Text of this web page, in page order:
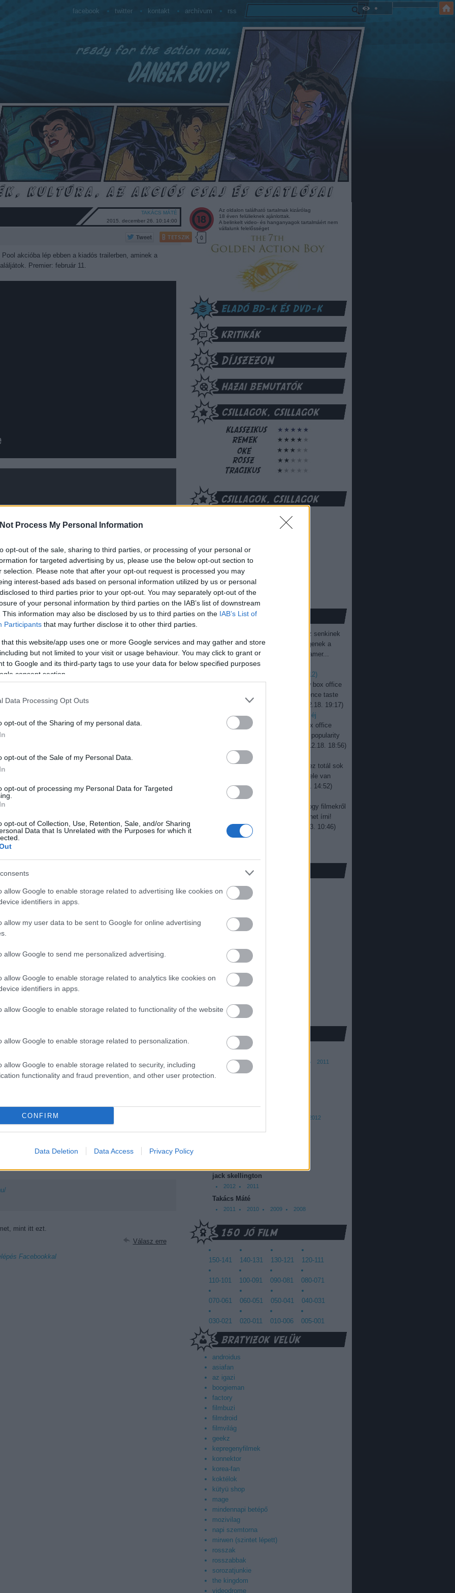
Process My Personal Information
opt-out of the sale, sharing to third parties, or processing of your personal or
for targeted advertising by us, please use the below opt-out section to
selection. Please note that after your opt-out request is processed you may
interest-based ads based on personal information utilized by us or personal
to third parties prior to your opt-out. You may separately opt-out of the
of your personal information by third parties on the IAB’s list of downstream
This information may also be disclosed by us to third parties on the IAB’s List of
Participants that may further disclose it to other third parties.
that this website/app uses one or more Google services and may gather and store
but not limited to your visit or usage behaviour. You may click to grant or
to Google and its third-party tags to use your data for below specified purposes
consent section.
Data Processing Opt Outs
opt-out of the Sharing of my personal data.
opt-out of the Sale of my Personal Data.
opt-out of processing my Personal Data for Targeted
opt-out of Collection, Use, Retention, Sale, and/or Sharing
Data that Is Unrelated with the Purposes for which it
allow Google to enable storage related to advertising like cookies on
identifiers in apps.
allow my user data to be sent to Google for online advertising
allow Google to send me personalized advertising.
allow Google to enable storage related to analytics like cookies on
identifiers in apps.
allow Google to enable storage related to functionality of the website
allow Google to enable storage related to personalization.
allow Google to enable storage related to security, including
functionality and fraud prevention, and other user protection.
CONFIRM
Data Deletion Data Access Privacy Policy
facebook twitter kontakt archívum rss
TAKÁCS MÁTÉ
2015. december 26. 10:14:00
TETSZIK 0
akcióba lép ebben a kiadós trailerben, aminek a
Premier: február 11.
men: sötét
átkozottul
gonosz és
hitvány
felhasználói tartalomnak minősülnek, értük aszolgáltatás technikai
ellenőrzi. Kifogás esetén forduljon a blog szerkesztőjéhez. Részletek a
hogy a Warner is lép egy nagyot és hozzák a Lobo
mint itt ezt.
Válasz erre
Facebookkal
Az oldalon található tartalmak kizárólag
18 éven felülieknek ajánlottak.
A belinkelt video- és hanganyagok tartalmáért nem
vállalunk felelősséget
Amúgy az senkinek
nem tűnt fel, hogy itt nem az idegenek a
rosszfiúk. Itt az történt, hogy az amer...
(2026.06.04. 05:27
kritika: csatahajó [battleship] (2012)
jacyjevan:Interesting to see how box office
numbers change over time. Audience taste
really keeps evolving, ...
2025.12.18. 19:17)
magyar box office: százegymillió éj
jacyjevan:
Good read overall. Box office
numbers don’t always reflect real popularity
2025.12.18. 18:56)
magyar box office: sötét út
Kerma:Rengeteg kritika van itt, ez totál sok
munka! Gratulálunk! Egy jó film tele van
jobbnál jobb képek...
2024.05.13. 14:52)
hazai bemutatónaptár 2019
Nem gondoltam volna, hogy filmekről
ilyen sokat és ennyi érdekeset lehet írni!
Köszönjük a cikket!...
2023.07.03. 10:46)
usa box office: új élmény
150jofilm(16)
100)
81)
(5319
irodalom(22)
jatekhaz(
)
offtopic
30
zene
139
Zalaba Ferenc
2015 2014
2011
2010
2009
Németh Barna
2012
Cseh Dániel
jack skellington
2012 2011
Takács Máté
2011 2010 2009 2008
150-141 140-131 130-121 120-111
110-101 100-091 090-081 080-071
070-061 060-051 050-041 040-031
030-021 020-011 010-006 005-001
androidus
asiafan
az igazi
boogieman
factory
filmbuzi
filmdroid
filmvilág
geekz
kepregenyfilmek
konnektor
korea-fan
koktélok
kütyü shop
mage
mindennapi betépő
mozivilag
napi szemtorna
mirwen (szintet lépett)
rosszak
rosszabbak
sorozatjunkie
the kingdom
videodrome